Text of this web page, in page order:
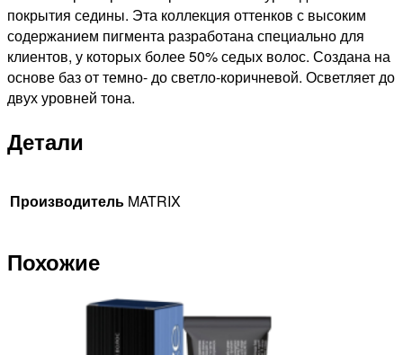
ВОЛОС
ОЧЕНЬ
ОЧЕНЬ
СВЕТЛЫЙ
БЛОНДИН
ПЕПЕЛЬНЫЙ
С
90мл
покрытия седины. Эта коллекция оттенков с высоким
содержанием пигмента разработана специально для
клиентов, у которых более 50% седых волос. Создана на
основе баз от темно- до светло-коричневой. Осветляет до
двух уровней тона.
Детали
Производитель MATRIX
Похожие